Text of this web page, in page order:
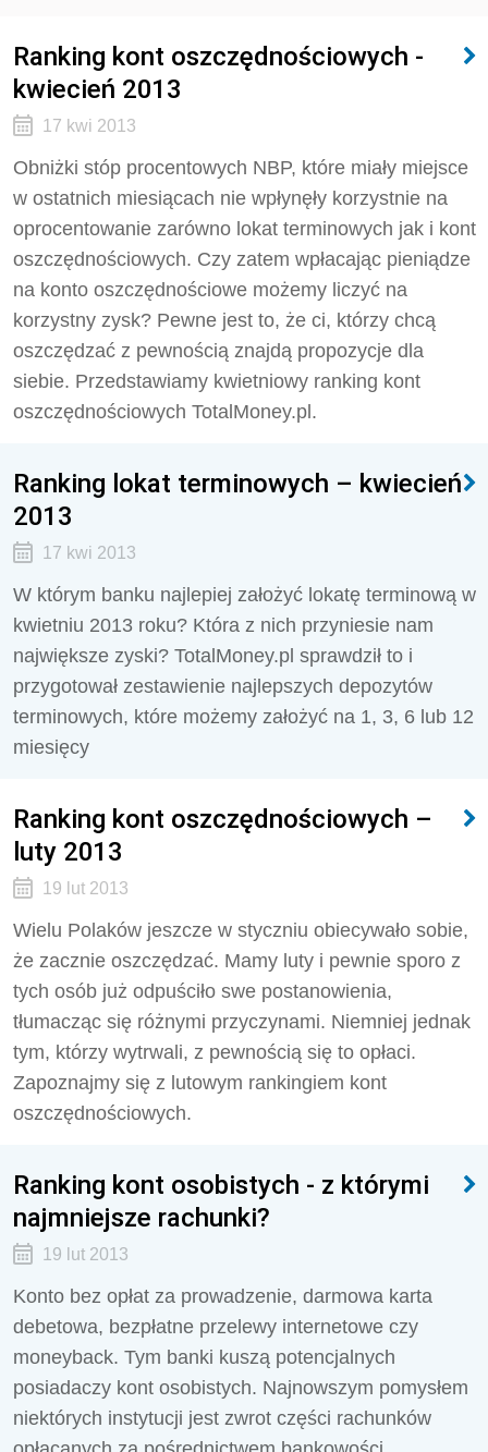
Ranking kont oszczędnościowych -
kwiecień 2013
17 kwi 2013
Obniżki stóp procentowych NBP, które miały miejsce
w ostatnich miesiącach nie wpłynęły korzystnie na
oprocentowanie zarówno lokat terminowych jak i kont
oszczędnościowych. Czy zatem wpłacając pieniądze
na konto oszczędnościowe możemy liczyć na
korzystny zysk? Pewne jest to, że ci, którzy chcą
oszczędzać z pewnością znajdą propozycje dla
siebie. Przedstawiamy kwietniowy ranking kont
oszczędnościowych TotalMoney.pl.
Ranking lokat terminowych – kwiecień
2013
17 kwi 2013
W którym banku najlepiej założyć lokatę terminową w
kwietniu 2013 roku? Która z nich przyniesie nam
największe zyski? TotalMoney.pl sprawdził to i
przygotował zestawienie najlepszych depozytów
terminowych, które możemy założyć na 1, 3, 6 lub 12
miesięcy
Ranking kont oszczędnościowych –
luty 2013
19 lut 2013
Wielu Polaków jeszcze w styczniu obiecywało sobie,
że zacznie oszczędzać. Mamy luty i pewnie sporo z
tych osób już odpuściło swe postanowienia,
tłumacząc się różnymi przyczynami. Niemniej jednak
tym, którzy wytrwali, z pewnością się to opłaci.
Zapoznajmy się z lutowym rankingiem kont
oszczędnościowych.
Ranking kont osobistych - z którymi
najmniejsze rachunki?
19 lut 2013
Konto bez opłat za prowadzenie, darmowa karta
debetowa, bezpłatne przelewy internetowe czy
moneyback. Tym banki kuszą potencjalnych
posiadaczy kont osobistych. Najnowszym pomysłem
niektórych instytucji jest zwrot części rachunków